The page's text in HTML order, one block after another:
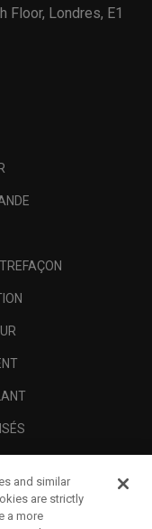
Floor, Londres, E1
and similar
are strictly
a more